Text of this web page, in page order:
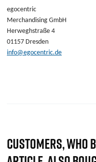
egocentric
Merchandising GmbH
Herweghstraße 4
01157 Dresden
info@egocentric.de
CUSTOMERS, WHO